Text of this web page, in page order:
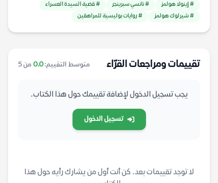
# إينولا هولمز # نانسي سبرينجر
# قضية السيدة العسراء
# شيرلوك هولمز
# روايات بوليسية للمراهقين
تقييمات ومراجعات القرّاء متوسط التقييم:0.0 من 5
يجب تسجيل الدخول لإضافة تقييمك حول هذا الكتاب.
تسجيل الدخول
لا توجد تقييمات بعد. كن أنت أول من يشارك رأيه حول هذا